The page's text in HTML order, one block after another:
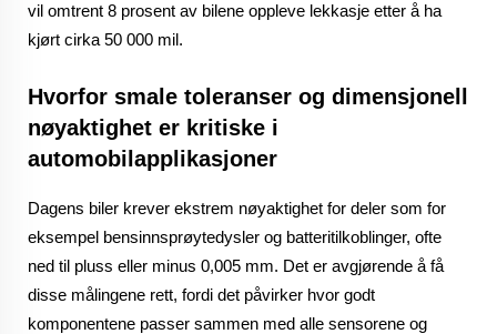
vil omtrent 8 prosent av bilene oppleve lekkasje etter å ha
kjørt cirka 50 000 mil.
Hvorfor smale toleranser og dimensjonell
nøyaktighet er kritiske i
automobilapplikasjoner
Dagens biler krever ekstrem nøyaktighet for deler som for
eksempel bensinnsprøytedysler og batteritilkoblinger, ofte
ned til pluss eller minus 0,005 mm. Det er avgjørende å få
disse målingene rett, fordi det påvirker hvor godt
komponentene passer sammen med alle sensorene og